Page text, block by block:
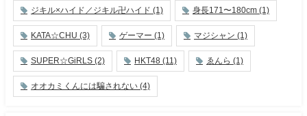
ジキル×ハイド／ジキル卍ハイド (1) 身長171〜180cm (1)
KATA☆CHU (3) ゲーマー (1) マジシャン (1)
SUPER☆GiRLS (2) HKT48 (11) ゑんら (1)
オオカミくんには騙されない (4)